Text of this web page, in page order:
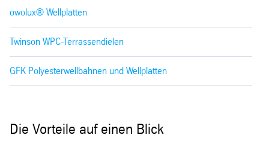
owolux® Wellplatten
Twinson WPC-Terrassendielen
GFK Polyesterwellbahnen und Wellplatten
Die Vorteile auf einen Blick